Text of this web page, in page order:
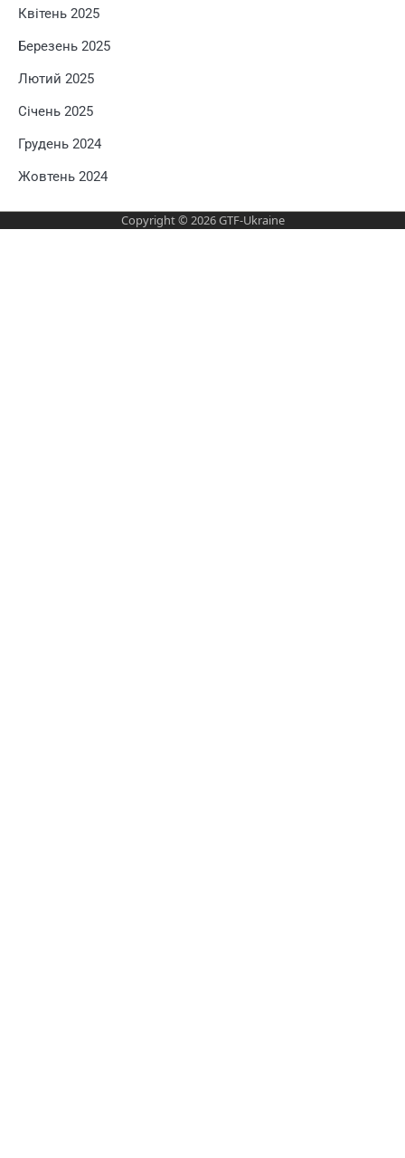
Квітень 2025
Березень 2025
Лютий 2025
Січень 2025
Грудень 2024
Жовтень 2024
Copyright © 2026GTF-Ukraine